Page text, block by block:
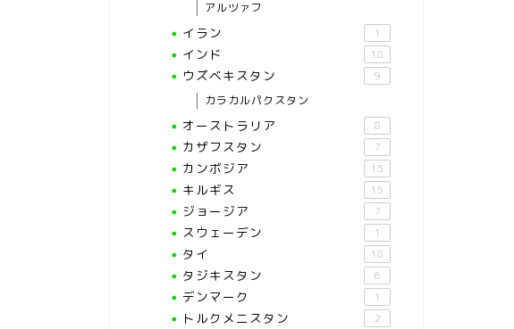
アルツァフ
イラン 1
インド 18
ウズベキスタン 9
カラカルパクスタン
オーストラリア 8
カザフスタン 7
カンボジア 15
キルギス 15
ジョージア 7
スウェーデン 1
タイ 18
タジキスタン 6
デンマーク 1
トルクメニスタン 2